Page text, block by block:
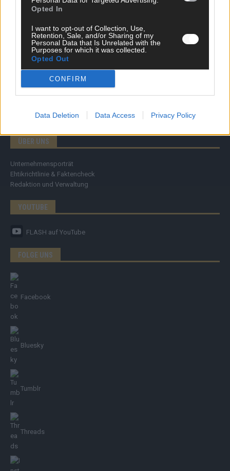
Opted In
I want to opt-out of Collection, Use,
Retention, Sale, and/or Sharing of my
Personal Data that Is Unrelated with the
Purposes for which it was collected.
Opted Out
CONFIRM
Data Deletion Data Access Privacy Policy
Meinung
Eurovision
FLASH – DAS VIDEOPORTAL
ÜBER UNS
Unternehmensporträt
Ehtikrichtlinie & Faktencheck
Redaktion und Verwaltung
YOUTUBE
FLASH auf YouTube
FOLGE UNS
Facebook
Bluesky
Tumblr
Threads